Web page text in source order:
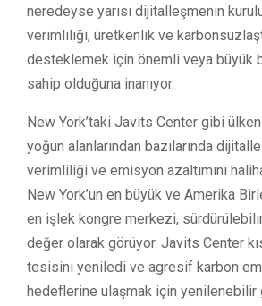
neredeyse yarısı dijitalleşmenin
verimliliği, üretkenlik ve
desteklemek için önemli veya büyük
sahip olduğuna inanıyor.
New York’taki Javits Center gibi
yoğun alanlarından bazılarında
verimliliği ve emisyon azaltımını
New York’un en büyük ve Amerika
en işlek kongre merkezi,
değer olarak görüyor. Javits Center
tesisini yeniledi ve agresif karbon
hedeflerine ulaşmak için yenilenebilir